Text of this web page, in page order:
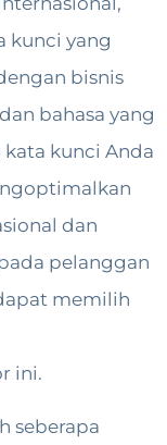
kunci yang
bisnis
bahasa yang
kunci Anda
dan
pelanggan
memilih
ini.
seberapa